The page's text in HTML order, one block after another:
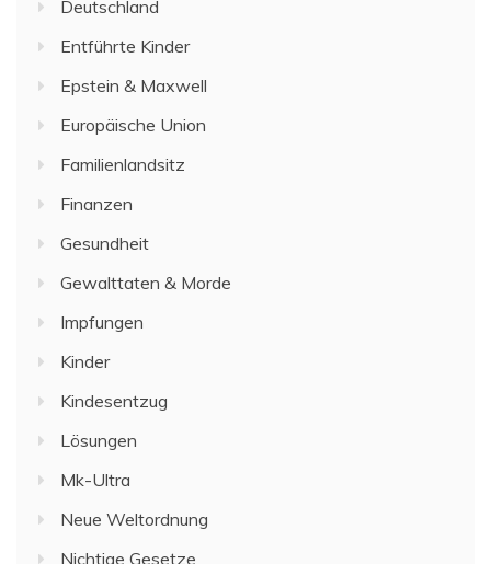
Deutschland
Entführte Kinder
Epstein & Maxwell
Europäische Union
Familienlandsitz
Finanzen
Gesundheit
Gewalttaten & Morde
Impfungen
Kinder
Kindesentzug
Lösungen
Mk-Ultra
Neue Weltordnung
Nichtige Gesetze